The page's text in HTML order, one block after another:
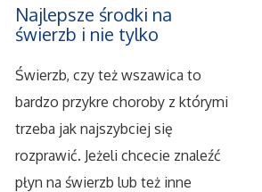
Imprezy Integracyjne
Hobby
Serwis
Najlepsze środki na
świerzb i nie tylko
Świerzb, czy też wszawica to
bardzo przykre choroby z którymi
trzeba jak najszybciej się
rozprawić. Jeżeli chcecie znaleźć
płyn na świerzb lub też inne